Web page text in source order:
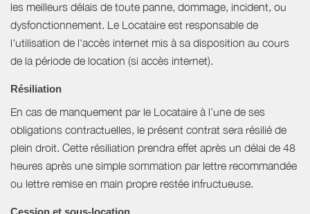
les meilleurs délais de toute panne, dommage, incident, ou
dysfonctionnement. Le Locataire est responsable de
l'utilisation de l'accès internet mis à sa disposition au cours
de la période de location (si accès internet).
Résiliation
En cas de manquement par le Locataire à l’une de ses
obligations contractuelles, le présent contrat sera résilié de
plein droit. Cette résiliation prendra effet après un délai de 48
heures après une simple sommation par lettre recommandée
ou lettre remise en main propre restée infructueuse.